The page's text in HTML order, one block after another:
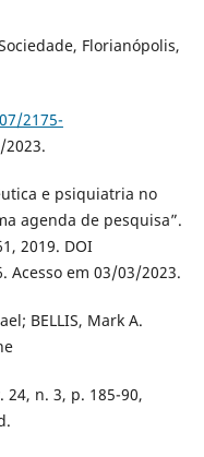
Florianópolis,
2175-
2023.
e psiquiatria no
agenda de pesquisa”.
2019. DOI
Acesso em 03/03/2023.
BELLIS, Mark A.
n. 3, p. 185-90,